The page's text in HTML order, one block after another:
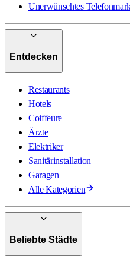
Unerwünschtes
Entdecken
Restaurants
Hotels
Coiffeure
Ärzte
Elektriker
Sanitärinstallation
Garagen
Alle Kategorien
Beliebte Städte